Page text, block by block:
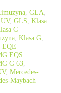
GLA
, GLS Klasa
C
Klasa G
EQE
EQS
G 63
, Mercedes-
Maybach